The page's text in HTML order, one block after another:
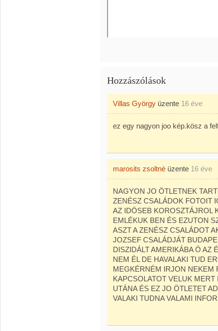
Hozzászólások
Villas György üzente 16 éve
ez egy nagyon joo kép.kösz a
marosits zsoltné üzente 16 éve
NAGYON JO ÖTLETNEK
ZENÉSZ CSALÁDOK FOTOIT
AZ IDÖSEB KOROSZTÁJROL
EMLÉKUK BEN ÉS EZUTON
ASZT A ZENÉSZ CSALÁDOT
JOZSEF CSALÁDJÁT
DISZIDÁLT AMERIKÁBA Ö AZ
NEM ÉL DE HAVALAKI TUD
MEGKÉRNÉM IRJON NEKEM
KAPCSOLATOT VELUK
UTÁNA ÉS EZ JO ÖTLETET
VALAKI TUDNA VALAMI